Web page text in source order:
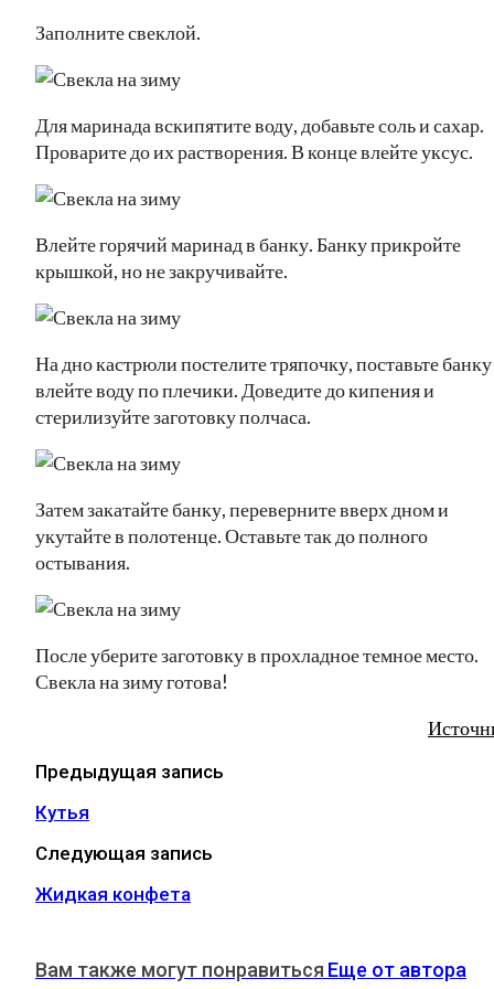
Заполните свеклой.
Для маринада вскипятите воду, добавьте соль и сахар.
Проварите до их растворения. В конце влейте уксус.
Влейте горячий маринад в банку. Банку прикройте
крышкой, но не закручивайте.
На дно кастрюли постелите тряпочку, поставьте
влейте воду по плечики. Доведите до кипения и
стерилизуйте заготовку полчаса.
Затем закатайте банку, переверните вверх дном и
укутайте в полотенце. Оставьте так до полного
остывания.
После уберите заготовку в прохладное темное место.
Свекла на зиму готова!
Предыдущая запись
Кутья
Следующая запись
Жидкая конфета
Вам также могут понравиться Еще от автора